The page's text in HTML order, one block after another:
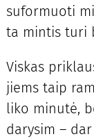
suformuoti
ta mintis turi
Viskas
jiems taip
liko minutė,
darysim –